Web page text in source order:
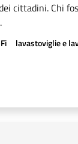
cittadini. Chi
lavastoviglie e